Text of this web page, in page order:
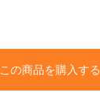
この商品を購入する